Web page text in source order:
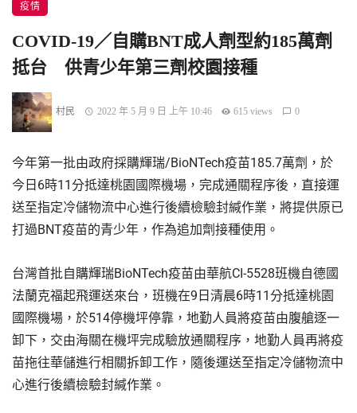
疫情
COVID-19／自購BNT成人劑型約185萬劑
抵台 供青少年第三劑校園接種
村民 2022 年 5 月 9 日 上午 10:46 615 views 0
今年第一批由政府採購輝瑞/BioNTech疫苗185.7萬劑，於
今日6時11分抵達桃園國際機場，完成通關程序後，直接運
送至指定冷儲物流中心進行後續檢驗封緘作業，將提供原已
打過BNT疫苗的青少年，作為追加劑接種使用。
台灣首批自購輝瑞BioNTech疫苗由華航CI-5528班機自德國
法蘭克福起飛運送來台，班機在9日清晨6時11分抵達桃園
國際機場，於514停機坪停靠，地勤人員將疫苗由腹艙逐一
卸下，交由海關在機坪完成驗放通關程序，地勤人員再將疫
苗拖往華儲進行相關拆卸工作，隨後運送至指定冷儲物流中
心進行後續檢驗封緘作業。